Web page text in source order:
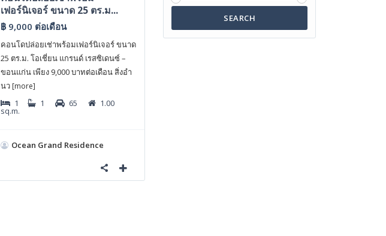
เฟอร์นิเจอร์ ขนาด 25 ตร.ม...
฿ 9,000 ต่อเดือน
คอนโดปล่อยเช่าพร้อมเฟอร์นิเจอร์ ขนาด
25 ตร.ม. โอเชี่ยน แกรนด์ เรสซิเดนซ์ –
ขอนแก่น เพียง 9,000 บาทต่อเดือน สิ่งอำ
นว [more]
1 1 65 1.00
sq.m.
Ocean Grand Residence
SEARCH